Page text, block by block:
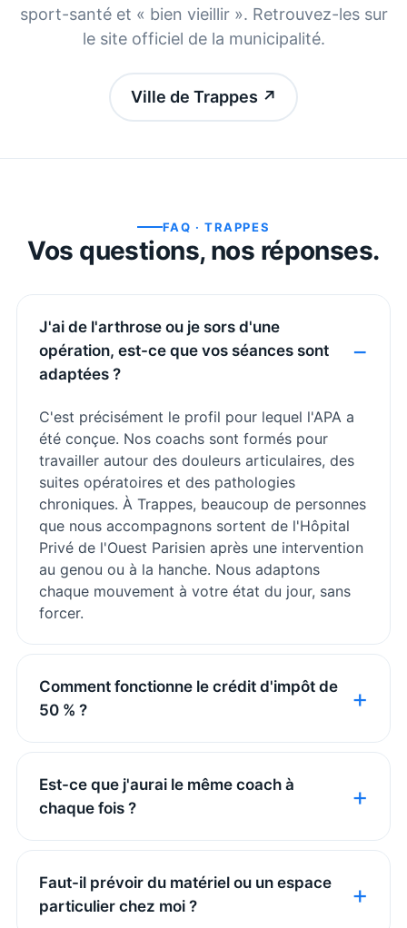
sport-santé et « bien vieillir ». Retrouvez-les sur
le site officiel de la municipalité.
Ville de Trappes ↗
FAQ ·TRAPPES
Vos questions, nos réponses.
J'ai de l'arthrose ou je sors d'une
opération, est-ce que vos séances sont
adaptées ?
C'est précisément le profil pour lequel l'APA a
été conçue. Nos coachs sont formés pour
travailler autour des douleurs articulaires, des
suites opératoires et des pathologies
chroniques. À Trappes, beaucoup de personnes
que nous accompagnons sortent de l'Hôpital
Privé de l'Ouest Parisien après une intervention
au genou ou à la hanche. Nous adaptons
chaque mouvement à votre état du jour, sans
forcer.
Comment fonctionne le crédit d'impôt de
50 % ?
Est-ce que j'aurai le même coach à
chaque fois ?
Faut-il prévoir du matériel ou un espace
particulier chez moi ?